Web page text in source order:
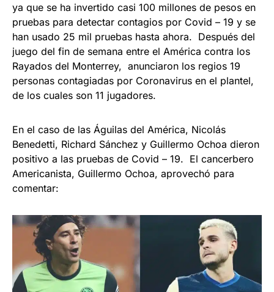
ya que se ha invertido casi 100 millones de pesos en
pruebas para detectar contagios por Covid – 19 y se
han usado 25 mil pruebas hasta ahora. Después del
juego del fin de semana entre el América contra los
Rayados del Monterrey, anunciaron los regios 19
personas contagiadas por Coronavirus en el plantel,
de los cuales son 11 jugadores.
En el caso de las Águilas del América, Nicolás
Benedetti, Richard Sánchez y Guillermo Ochoa dieron
positivo a las pruebas de Covid – 19. El cancerbero
Americanista, Guillermo Ochoa, aprovechó para
comentar: